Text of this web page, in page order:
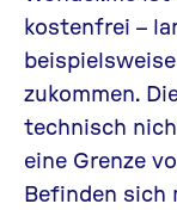
kostenfrei –
zukommen.
technisch
eine Grenze
Befinden sich